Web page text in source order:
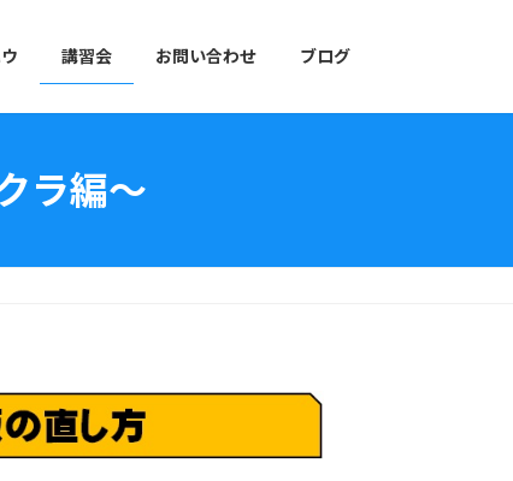
講習会 お問い合わせ ブログ
ラ編～